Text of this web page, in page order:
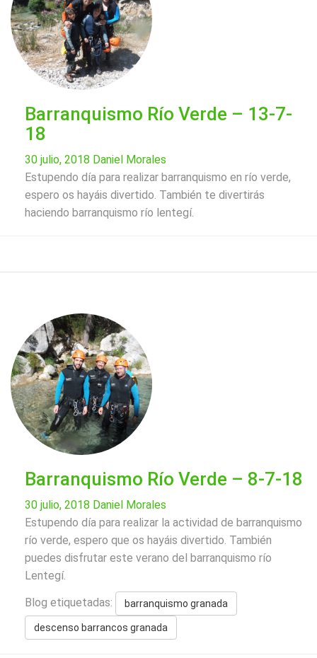
Barranquismo Río Verde – 13-7-
18
30 julio, 2018 Daniel Morales
Estupendo día para realizar barranquismo en río verde,
espero os hayáis divertido. También te divertirás
haciendo barranquismo río lentegí.
Barranquismo Río Verde – 8-7-18
30 julio, 2018 Daniel Morales
Estupendo día para realizar la actividad de barranquismo
río verde, espero que os hayáis divertido. También
puedes disfrutar este verano del barranquismo río
Lentegí.
Blog etiquetadas: barranquismo granada
descenso barrancos granada